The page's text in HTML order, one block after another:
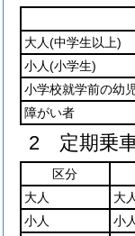
大人(中学生以上)
小人(小学生)
小学校就学前の幼
障がい者
2 定期乗
区分
大人
大
小人
小